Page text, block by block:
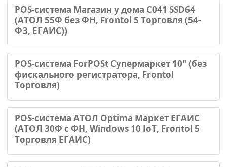
POS-система Магазин у дома С041 SSD64
(АТОЛ 55Ф без ФН, Frontol 5 Торговля (54-
ФЗ, ЕГАИС))
POS-система ForPOSt Супермаркет 10" (без
фискального регистратора, Frontol
Торговля)
POS-система АТОЛ Optima Маркет ЕГАИС
(АТОЛ 30Ф с ФН, Windows 10 IoT, Frontol 5
Торговля ЕГАИС)